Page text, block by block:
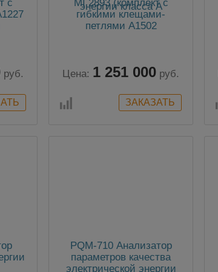
с
руб.
MI 2893 (комплект с
гибкими клещами-
петлями А1502
класса А
Цена: 1 251 000 руб.
PQM-710 Анализатор
параметров качества
электрической энергии